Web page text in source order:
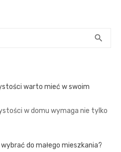
search
warto mieć w swoim
w domu wymaga nie tylko
do małego mieszkania?